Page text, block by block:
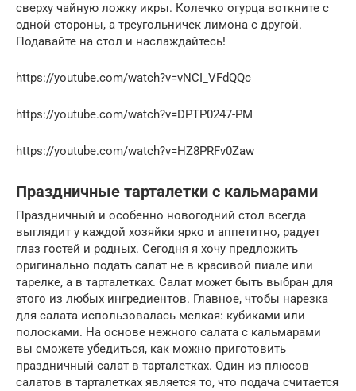
сверху чайную ложку икры. Колечко огурца воткните с
одной стороны, а треугольничек лимона с другой.
Подавайте на стол и наслаждайтесь!
https://youtube.com/watch?v=vNCI_VFdQQc
https://youtube.com/watch?v=DPTP0247-PM
https://youtube.com/watch?v=HZ8PRFv0Zaw
Праздничные тарталетки с кальмарами
Праздничный и особенно новогодний стол всегда
выглядит у каждой хозяйки ярко и аппетитно, радует
глаз гостей и родных. Сегодня я хочу предложить
оригинально подать салат не в красивой пиале или
тарелке, а в тарталетках. Салат может быть выбран для
этого из любых ингредиентов. Главное, чтобы нарезка
для салата использовалась мелкая: кубиками или
полосками. На основе нежного салата с кальмарами
вы сможете убедиться, как можно приготовить
праздничный салат в тарталетках. Один из плюсов
салатов в тарталетках является то, что подача считается